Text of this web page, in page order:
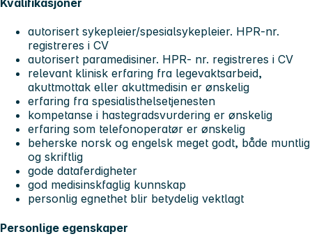
autorisert sykepleier/spesialsykepleier. HPR-nr.
registreres i CV
autorisert paramedisiner. HPR- nr. registreres i CV
relevant klinisk erfaring fra legevaktsarbeid,
akuttmottak eller akuttmedisin er ønskelig
erfaring fra spesialisthelsetjenesten
kompetanse i hastegradsvurdering er ønskelig
erfaring som telefonoperatør er ønskelig
beherske norsk og engelsk meget godt, både muntlig
og skriftlig
gode dataferdigheter
god medisinskfaglig kunnskap
personlig egnethet blir betydelig vektlagt
Personlige egenskaper